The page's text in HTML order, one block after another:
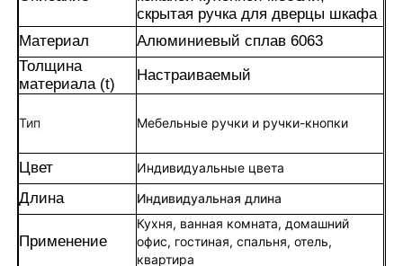
скрытая ручка для дверцы шкафа
Материал
Алюминиевый сплав 6063
Толщина
материала (t)
Настраиваемый
Тип Мебельные ручки и ручки-кнопки
Цвет Индивидуальные цвета
Длина Индивидуальная длина
Применение
Кухня, ванная комната, домашний
офис, гостиная, спальня, отель,
квартира